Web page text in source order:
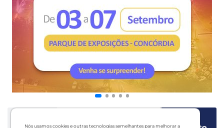
Nós usamos cookies e outras tecnologias semelhantes para melhorar a